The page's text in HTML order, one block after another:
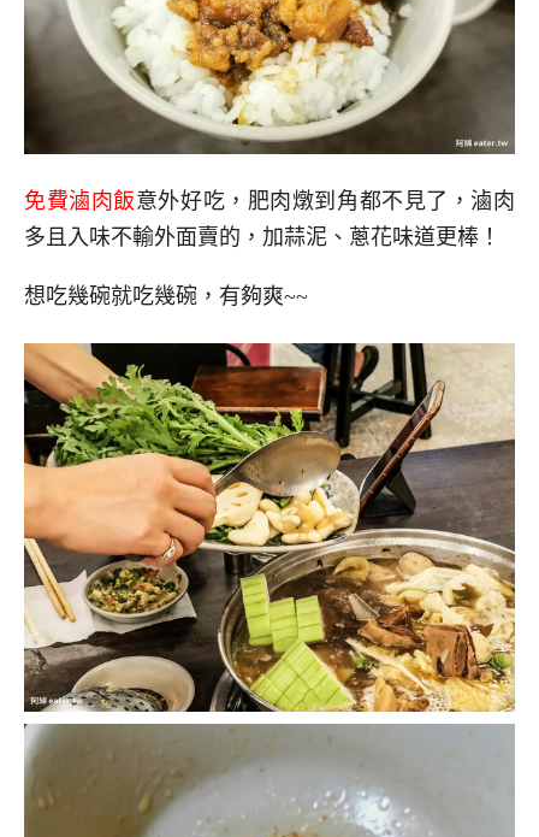
免費滷肉飯意外好吃，肥肉燉到角都不見了，滷肉
多且入味不輸外面賣的，加蒜泥、蔥花味道更棒！
想吃幾碗就吃幾碗，有夠爽~~